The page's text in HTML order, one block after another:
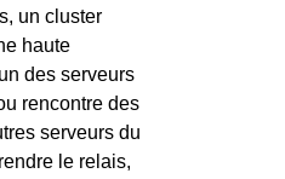
un cluster
haute
des serveurs
rencontre des
serveurs du
le relais,